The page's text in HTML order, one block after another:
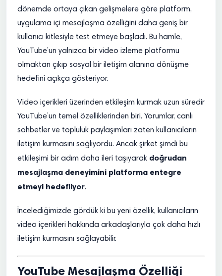
dönemde ortaya çıkan gelişmelere göre platform,
uygulama içi mesajlaşma özelliğini daha geniş bir
kullanıcı kitlesiyle test etmeye başladı. Bu hamle,
YouTube’un yalnızca bir video izleme platformu
olmaktan çıkıp sosyal bir iletişim alanına dönüşme
hedefini açıkça gösteriyor.
Video içerikleri üzerinden etkileşim kurmak uzun süredir
YouTube’un temel özelliklerinden biri. Yorumlar, canlı
sohbetler ve topluluk paylaşımları zaten kullanıcıların
iletişim kurmasını sağlıyordu. Ancak şirket şimdi bu
etkileşimi bir adım daha ileri taşıyarak doğrudan
mesajlaşma deneyimini platforma entegre
etmeyi hedefliyor.
İncelediğimizde gördük ki bu yeni özellik, kullanıcıların
video içerikleri hakkında arkadaşlarıyla çok daha hızlı
iletişim kurmasını sağlayabilir.
YouTube Mesajlaşma Özelliği